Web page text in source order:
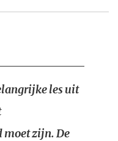
les uit
moet zijn. De